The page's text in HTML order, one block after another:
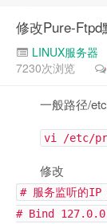
修改Pure-Ftpd
LINUX服务器
7230次浏览
一般路径/
vi /etc/
修改
# 服务监听的IP
# Bind